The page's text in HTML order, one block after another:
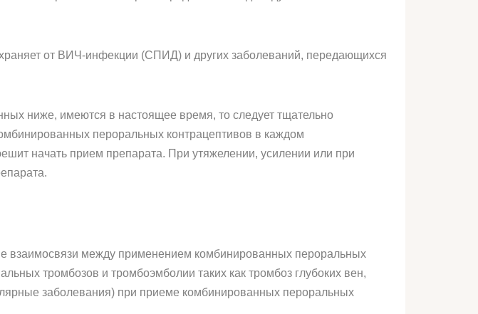
от ВИЧ-инфекции (СПИД) и других заболеваний, передающихся
ниже, имеются в настоящее время, то следует тщательно
пероральных контрацептивов в каждом
начать прием препарата. При утяжелении, усилении или при
взаимосвязи между применением комбинированных пероральных
тромбозов и тромбоэмболии таких как тромбоз глубоких вен,
заболевания) при приеме комбинированных пероральных